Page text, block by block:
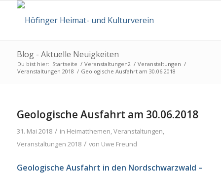
Blog - Aktuelle Neuigkeiten
Du bist hier: Startseite / Veranstaltungen2 / Veranstaltungen /
Veranstaltungen 2018 / Geologische Ausfahrt am 30.06.2018
Geologische Ausfahrt am 30.06.2018
31. Mai 2018 / in Heimatthemen,Veranstaltungen,
Veranstaltungen 2018 / von Uwe Freund
Geologische Ausfahrt in den Nordschwarzwald –